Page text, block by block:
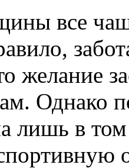
все
желание
Однако
лишь в